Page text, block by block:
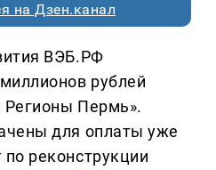
на Дзен.канал
ВЭБ.РФ
рублей
Регионы Пермь».
для оплаты уже
реконструкции